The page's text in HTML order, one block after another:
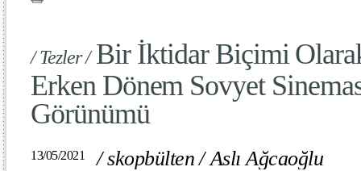
/ Tezler /Bir İktidar Biçimi
Erken Dönem Sovyet
Görünümü
13/05/2021 /skopbülten /Aslı Ağcaoğlu